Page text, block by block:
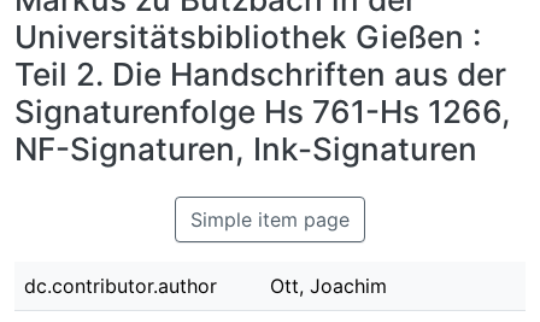
Universitätsbibliothek Gießen :
Teil 2. Die Handschriften aus der
Signaturenfolge Hs 761-Hs 1266,
NF-Signaturen, Ink-Signaturen
Simple item page
dc.contributor.author Ott, Joachim